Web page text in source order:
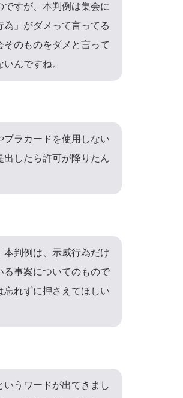
ですが、本判例は集会に
為」がダメって言ってる
そのものをダメと言って
んですね。
プラカードを使用しない
出したら許可が降りたん
本判例は、示威行為だけ
る事案についてのもので
忘れずに押さえてほしい
いうワードが出てきまし